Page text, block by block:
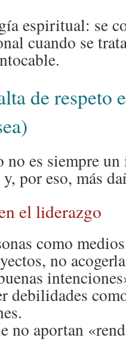
espiritual: se
cuando se
de respeto
no es siempre
por eso, más
el liderazgo
como
no
debilidades
no aportan